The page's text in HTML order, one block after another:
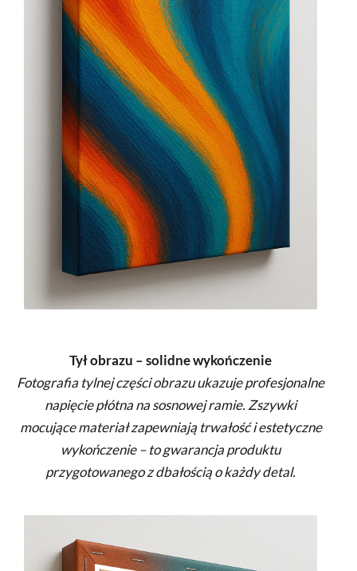
Tył obrazu – solidne wykończenie
Fotografia tylnej części obrazu ukazuje profesjonalne
napięcie płótna na sosnowej ramie. Zszywki
mocujące materiał zapewniają trwałość i estetyczne
wykończenie – to gwarancja produktu
przygotowanego z dbałością o każdy detal.